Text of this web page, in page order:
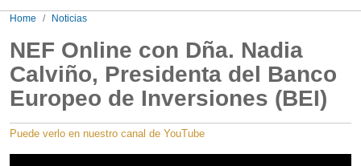
Home Noticias
NEF Online con Dña. Nadia
Calviño, Presidenta del Banco
Europeo de Inversiones (BEI)
Puede verlo en nuestro canal de YouTube